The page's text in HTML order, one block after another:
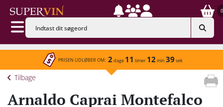
0
PRISEN UDLØBER OM: 2 dage 11 timer 12 min 39 sek
Tilbage
Arnaldo Caprai Montefalco